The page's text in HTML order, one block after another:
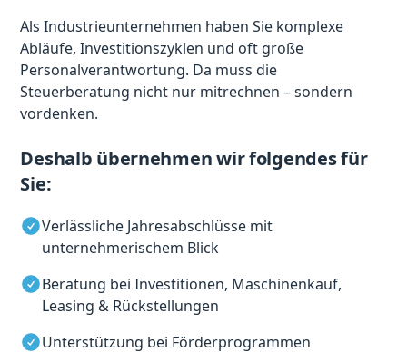
Als Industrieunternehmen haben Sie komplexe
Abläufe, Investitionszyklen und oft große
Personalverantwortung. Da muss die
Steuerberatung nicht nur mitrechnen – sondern
vordenken.
Deshalb übernehmen wir folgendes für
Sie:
Verlässliche Jahresabschlüsse mit
unternehmerischem Blick
Beratung bei Investitionen, Maschinenkauf,
Leasing & Rückstellungen
Unterstützung bei Förderprogrammen